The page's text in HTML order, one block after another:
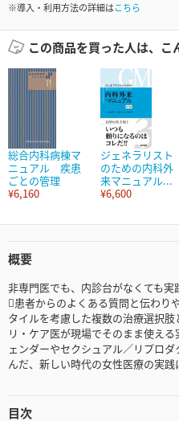
※導入・利用方法の詳細はこちら
この商品を買った人は、こ
総合内科病棟マ
ニュアル 疾患
ごとの管理
¥6,160
ジェネラリスト
のための内科外
来マニュアル...
¥6,600
概要
非専門医でも、内診台がなくても
患者からのよくある質問と伝わり
タイルを考慮した複数の治療選択
リ・ケア医が現場でそのまま使え
ェンダーやセクシュアル／リプロ
んだ、新しい時代の女性医療の実践
目次